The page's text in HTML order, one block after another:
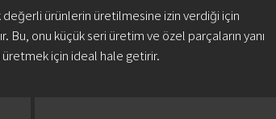
ürünlerin üretilmesine izin verdiği için
Bu, onu küçük seri üretim ve özel parçaların yanı
için ideal hale getirir.